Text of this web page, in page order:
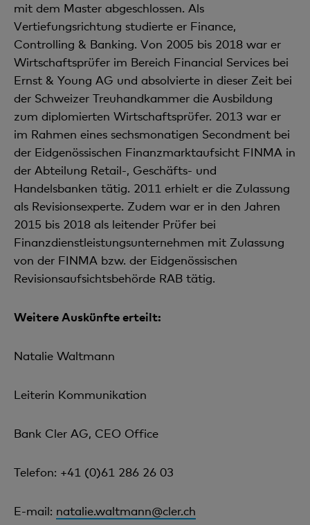
mit dem Master abgeschlossen. Als
Vertiefungsrichtung studierte er Finance,
Controlling & Banking. Von 2005 bis 2018 war er
Wirtschaftsprüfer im Bereich Financial Services bei
Ernst & Young AG und absolvierte in dieser Zeit bei
der Schweizer Treuhandkammer die Ausbildung
zum diplomierten Wirtschaftsprüfer. 2013 war er
im Rahmen eines sechsmonatigen Secondment bei
der Eidgenössischen Finanzmarktaufsicht FINMA in
der Abteilung Retail-, Geschäfts- und
Handelsbanken tätig. 2011 erhielt er die Zulassung
als Revisionsexperte. Zudem war er in den Jahren
2015 bis 2018 als leitender Prüfer bei
Finanzdienstleistungsunternehmen mit Zulassung
von der FINMA bzw. der Eidgenössischen
Revisionsaufsichtsbehörde RAB tätig.
Weitere Auskünfte erteilt:
Natalie Waltmann
Leiterin Kommunikation
Bank Cler AG, CEO Office
Telefon: +41 (0)61 286 26 03
E-mail: natalie.waltmann@cler.ch